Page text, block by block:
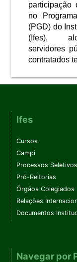
participação
no
(PGD) do
(Ifes),
servidores
contratados
Ifes
Cursos
Campi
Processos Seletivos
Pró-Reitorias
Órgãos Colegiados
Relações
Documentos
Navegar por